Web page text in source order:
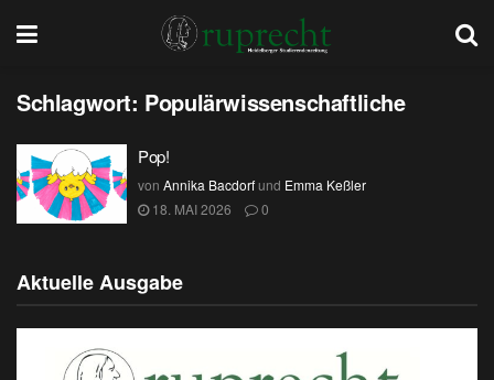
Schlagwort: Populärwissenschaftliche
Pop!
von Annika Bacdorfund Emma Keßler
18. MAI 2026
0
Aktuelle Ausgabe